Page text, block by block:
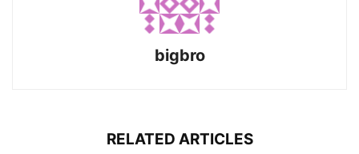
bigbro
RELATED ARTICLES